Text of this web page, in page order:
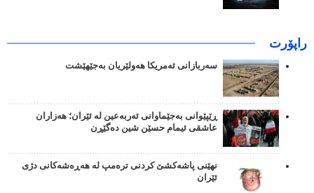
راپۆرت
سەربازانی ئەمریکا هەولێریان بەجێهێشت
ڕێپێوانی بەجێماوانی ئەربەعین لە ئێران؛ هەزاران
عاشقی ئیمام حسێن شین دەگێڕن
نهێنی پاشەکشێ کردنی ترەمپ لە هەڕەشەکانی دژی
ئێران